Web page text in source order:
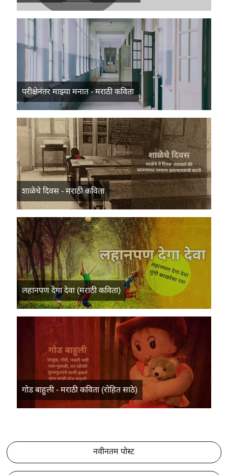
परीक्षेनंतर माझ्या मनात - मराठी कविता
शाळेचे दिवस - मराठी कविता
लहानपण देगा देवा (मराठी कविता)
गोड बाहुली - मराठी कविता (रोहित साठे)
नवीनतम पोस्ट